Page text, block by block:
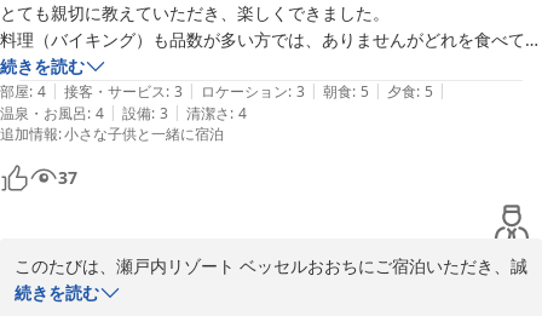
「また利用したいと思います」という最高のお言葉を励みに、今後
ともお客様により一層ご満足いただける施設づくりとサービスの向
上に努めてまいります。
お客様のまたのお越しを、スタッフ一同心よりお待ちしておりま
す。
瀬戸内リゾートベッセルおおち
瀬戸内リゾート ベッセルおおち
2026-08-02
とても親切に教えていただき、楽しくできました。
料理（バイキング）も品数が多い方では、ありませんがどれを食べても
美味しかったです。
続きを読む
部屋: 4 | 接客・サービス: 3 | ロケーション: 3 | 朝食: 5 | 夕食: 5 |
温泉・お風呂: 4 | 設備: 3 | 清潔さ: 4
追加情報:小さな子供と一緒に宿泊
37
このたびは、瀬戸内リゾート ベッセルおおちにご宿泊いただき、誠
にありがとうございました。また、心温まる素晴らしい口コミをご
続きを読む